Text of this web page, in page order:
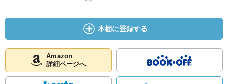
本棚に登録する
Amazon
詳細ページへ